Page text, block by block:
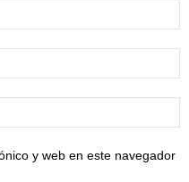
y web en este navegador